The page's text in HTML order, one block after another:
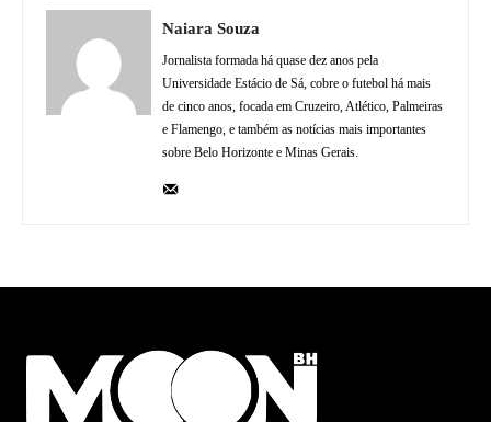
Naiara Souza
Jornalista formada há quase dez anos pela
Universidade Estácio de Sá, cobre o futebol há mais
de cinco anos, focada em Cruzeiro, Atlético, Palmeiras
e Flamengo, e também as notícias mais importantes
sobre Belo Horizonte e Minas Gerais.